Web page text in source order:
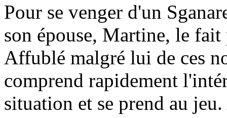
Pour se venger d'un
son épouse, Martine, le
Affublé malgré lui de ces
comprend rapidement
situation et se prend au